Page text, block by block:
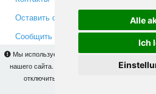
Alle
Ich
Мы используем cookies для того, чтобы Вы
нашего сайта. На
Вы сможете
отключить использование cookies.
Оставить отзыв
Сообщить об ошибке